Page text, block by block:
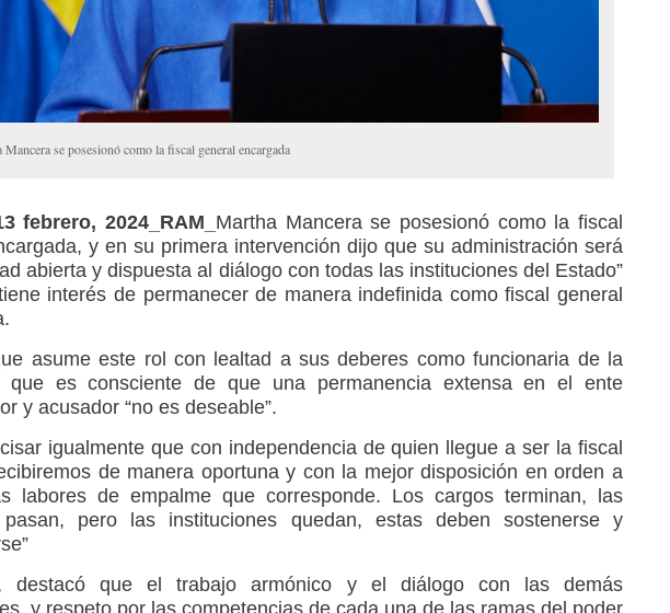
Mancera se posesionó como la fiscal general encargada
febrero, 2024_RAM_ Martha Mancera se posesionó como la fiscal
y en su primera intervención dijo que su administración será
abierta y dispuesta al diálogo con todas las instituciones del Estado”
interés de permanecer de manera indefinida como fiscal general
asume este rol con lealtad a sus deberes como funcionaria de la
que es consciente de que una permanencia extensa en el ente
y acusador “no es deseable”.
igualmente que con independencia de quien llegue a ser la fiscal
de manera oportuna y con la mejor disposición en orden a
labores de empalme que corresponde. Los cargos terminan, las
pasan, pero las instituciones quedan, estas deben sostenerse y
destacó que el trabajo armónico y el diálogo con las demás
y respeto por las competencias de cada una de las ramas del poder